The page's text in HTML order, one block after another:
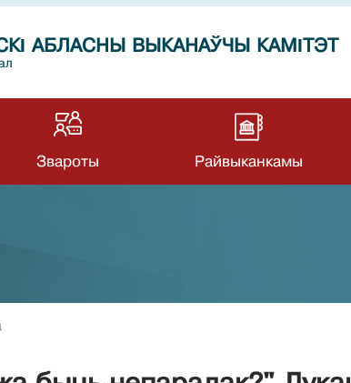
АБЛАСНЫ ВЫКАНАЎЧЫ КАМІТЭТ
Звароты Райвыканкамы